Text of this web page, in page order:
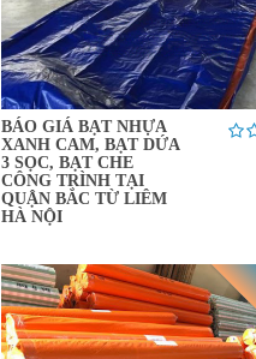
BÁO GIÁ BẠT NHỰA
XANH CAM, BẠT DỨA
3 SỌC, BẠT CHE
CÔNG TRÌNH TẠI
QUẬN BẮC TỪ LIÊM
HÀ NỘI